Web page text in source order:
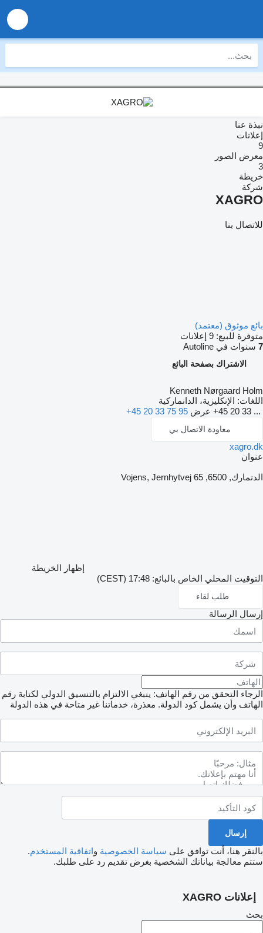
نبذة عنا
إعلانات
9
معرض الصور
3
خريطة
شركة
XAGRO
للاتصال بنا
بائع موثوق (معتمد)
متوفرة للبيع: 9 إعلانات
7 سنوات في Autoline
الاشتراك بصفحة البائع
Kenneth Nørgaard Holm
اللغات: الإنكليزية، الدانماركية
+45 20 33 ... عرض +45 20 33 75 95
معاودة الاتصال بي
xagro.dk
عنوان
الدنمارك, 6500, Vojens, Jernhytvej 65
إظهار الخريطة
التوقيت المحلي الخاص بالبائع: 17:48 (CEST)
طلب لقاء
إرسال الرسالة
الرجاء التحقق من رقم الهاتف: ينبغي الالتزام بالتنسيق الدولي لكتابة رقم
الهاتف وأن يشمل كود الدولة. معذرة، خدماتنا غير متاحة في هذه الدولة
بالنقر هنا، أنت توافق على سياسة الخصوصية واتفاقية المستخدم.
ستتم معالجة بياناتك الشخصية بغرض تقديم رد على طلبك.
إعلانات XAGRO
بحث